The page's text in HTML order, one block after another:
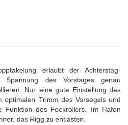
erlaubt der Achterstag-
des Vorstages genau
Nur eine gute Einstellung des
optimalen Trimm des Vorsegels und
Funktion des Fockrollers. Im Hafen
das Rigg zu entlasten.